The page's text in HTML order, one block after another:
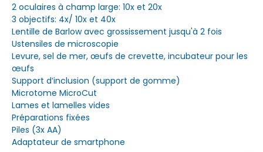
2 oculaires à champ large: 10x et 20x
3 objectifs: 4x/ 10x et 40x
Lentille de Barlow avec grossissement jusqu'à 2 fois
Ustensiles de microscopie
Levure, sel de mer, œufs de crevette, incubateur pour les
œufs
Support d’inclusion (support de gomme)
Microtome MicroCut
Lames et lamelles vides
Préparations fixées
Piles (3x AA)
Adaptateur de smartphone